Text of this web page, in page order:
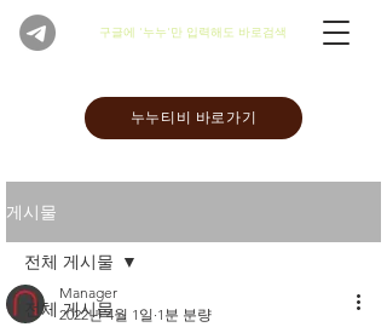
​구글에 '누누'만 입력해도 바로검색
누누티비 바로가기
게시물
전체 게시물
전체 게시물
Manager
2022년 4월 1일 1분 분량